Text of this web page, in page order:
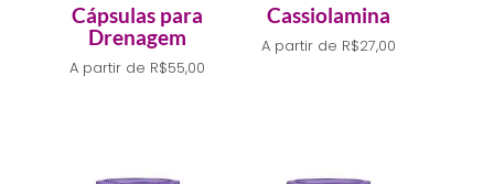
Cápsulas para
Drenagem
A partir de R$55,00
Cassiolamina
A partir de R$27,00